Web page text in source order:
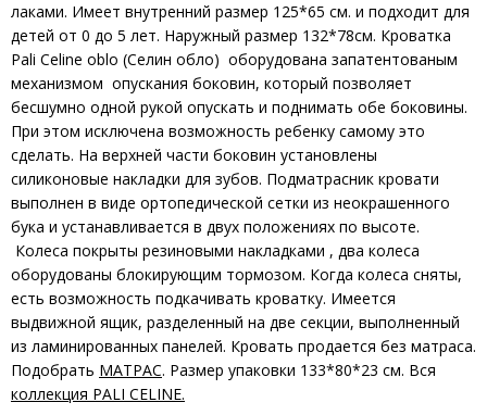
лаками. Имеет внутренний размер 125*65 см. и подходит для
детей от 0 до 5 лет. Наружный размер 132*78см. Кроватка
Pali Celine oblo (Селин обло) оборудована запатентованым
механизмом опускания боковин, который позволяет
бесшумно одной рукой опускать и поднимать обе боковины.
При этом исключена возможность ребенку самому это
сделать. На верхней части боковин установлены
силиконовые накладки для зубов. Подматрасник кровати
выполнен в виде ортопедической сетки из неокрашенного
бука и устанавливается в двух положениях по высоте.
Колеса покрыты резиновыми накладками , два колеса
оборудованы блокирующим тормозом. Когда колеса сняты,
есть возможность подкачивать кроватку. Имеется
выдвижной ящик, разделенный на две секции, выполненный
из ламинированных панелей. Кровать продается без матраса.
Подобрать МАТРАС. Размер упаковки 133*80*23 см. Вся
коллекция PALI CELINE.